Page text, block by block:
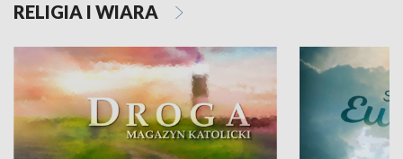
RELIGIA I WIARA